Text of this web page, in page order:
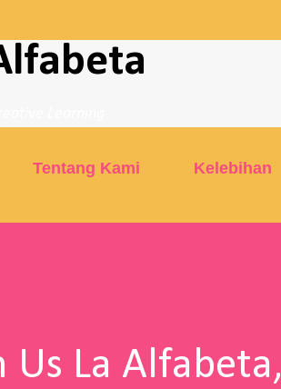
Tentang Kami Kelebihan
Us La